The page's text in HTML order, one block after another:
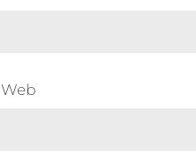
Web